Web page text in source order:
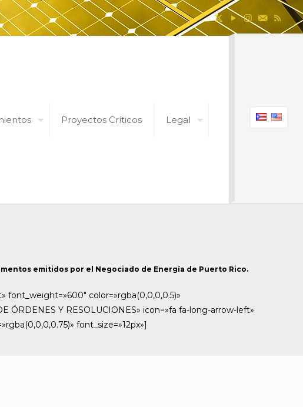
Proyectos Críticos Legal
emitidos por el Negociado de Energía de Puerto Rico.
font_weight=»600″ color=»rgba(0,0,0,0.5)»
ÓRDENES Y RESOLUCIONES» icon=»fa fa-long-arrow-left»
font_size=»12px»]